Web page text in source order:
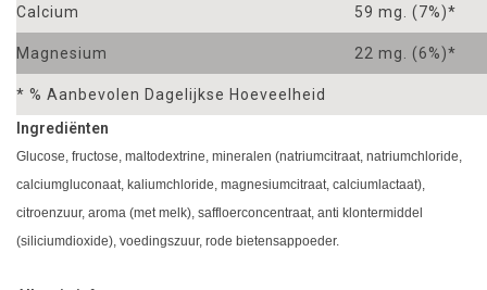
Calcium 59 mg. (7%)*
Magnesium 22 mg. (6%)*
* % Aanbevolen Dagelijkse Hoeveelheid
Ingrediënten
Glucose, fructose, maltodextrine, mineralen (natriumcitraat, natriumchloride,
calciumgluconaat, kaliumchloride, magnesiumcitraat, calciumlactaat),
citroenzuur, aroma (met melk), saffloerconcentraat, anti klontermiddel
(siliciumdioxide), voedingszuur, rode bietensappoeder.